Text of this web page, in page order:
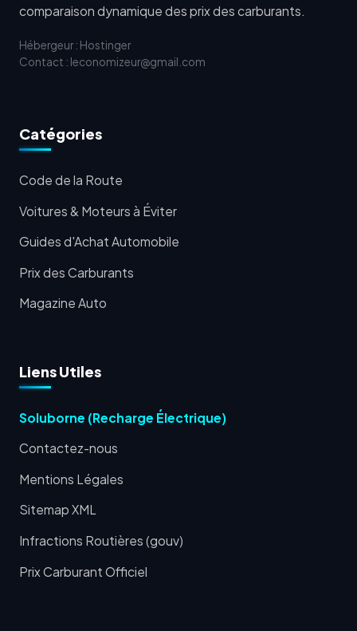
comparaison dynamique des prix des carburants.
Hébergeur : Hostinger
Contact : leconomizeur@gmail.com
Catégories
Code de la Route
Voitures & Moteurs à Éviter
Guides d'Achat Automobile
Prix des Carburants
Magazine Auto
Liens Utiles
Soluborne (Recharge Électrique)
Contactez-nous
Mentions Légales
Sitemap XML
Infractions Routières (gouv)
Prix Carburant Officiel